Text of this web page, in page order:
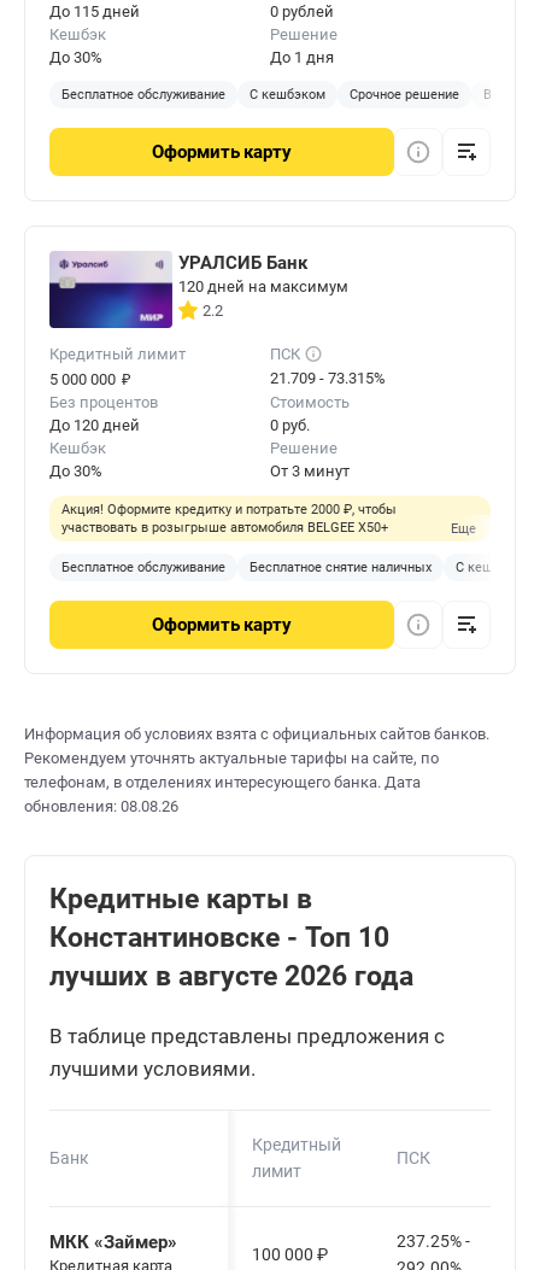
До 115 дней
0 рублей
Кешбэк
До 30%
Решение
До 1 дня
Бесплатное обслуживание С кешбэком Срочное решение В
Оформить карту
УРАЛСИБ Банк
120 дней на максимум
2.2
Кредитный лимит
5 000 000 ₽
ПСК
21.709 - 73.315%
Без процентов
До 120 дней
Стоимость
0 руб.
Кешбэк
До 30%
Решение
От 3 минут
Акция! Оформите кредитку и потратьте 2000 ₽, чтобы
участвовать в розыгрыше автомобиля BELGEE X50+
Еще
Бесплатное обслуживание Бесплатное снятие наличных С кешбэком
Оформить карту
Информация об условиях взята с официальных сайтов банков.
Рекомендуем уточнять актуальные тарифы на сайте, по
телефонам, в отделениях интересующего банка. Дата
обновления: 08.08.26
Кредитные карты в
Константиновске - Топ 10
лучших в августе 2026 года
В таблице представлены предложения с
лучшими условиями.
Банк
Кредитный
лимит
ПСК
МКК «Займер»
Кредитная карта
100 000 ₽
237.25% -